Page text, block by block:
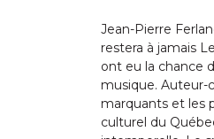
Jean-Pierre
restera à jamais
ont eu la chance
musique. Auteur-
marquants et les
culturel du